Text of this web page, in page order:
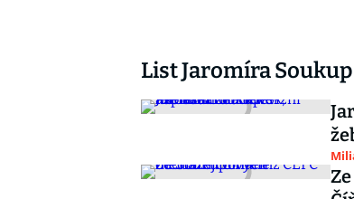
List Jaromíra